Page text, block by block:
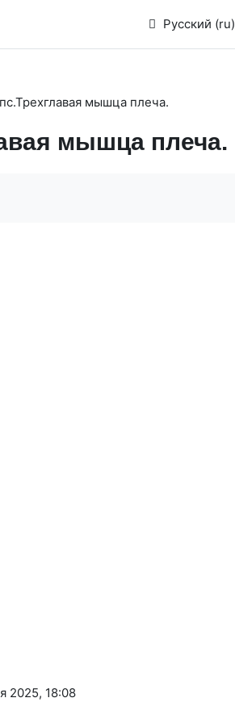
Русский ‎(ru)‎
мышца плеча.
мышца плеча.
2025, 18:08